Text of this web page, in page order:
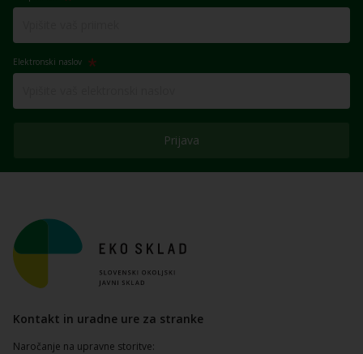
Elektronski naslov
Prijava
Kontakt in uradne ure za stranke
Naročanje na upravne storitve: